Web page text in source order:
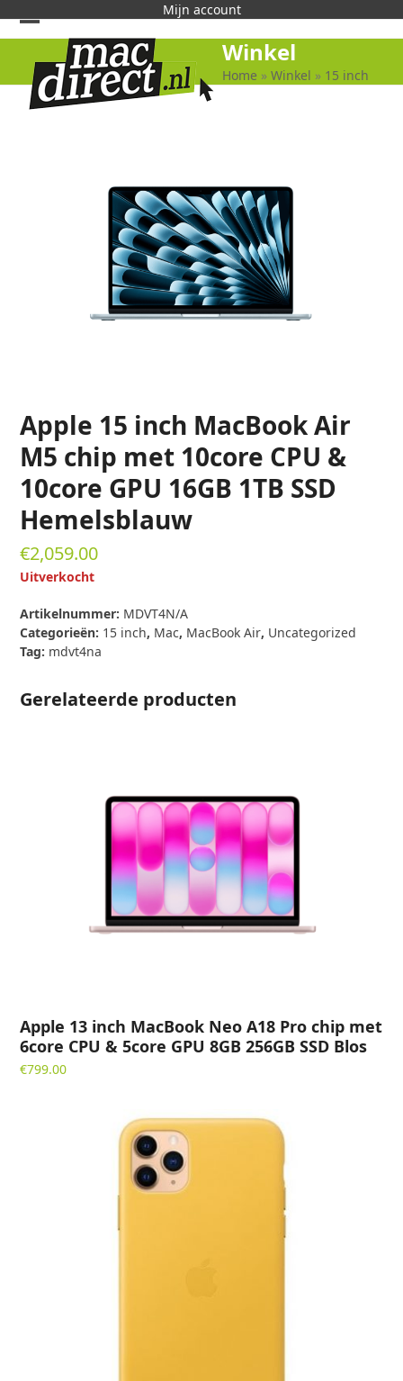
Mijn account
Open
mobile
menu
Close
mobile
menu
Winkel
Home »Winkel » 15 inch
Apple 15 inch MacBook Air
M5 chip met 10core CPU &
10core GPU 16GB 1TB SSD
Hemelsblauw
€2,059.00
Uitverkocht
Artikelnummer: MDVT4N/A
Categorieën: 15 inch, Mac, MacBook Air, Uncategorized
Tag: mdvt4na
Gerelateerde producten
Apple 13 inch MacBook Neo A18 Pro chip met
6core CPU & 5core GPU 8GB 256GB SSD Blos
€799.00